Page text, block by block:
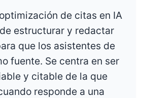
de citas en IA
estructurar y redactar
que los asistentes de
fuente. Se centra en ser
y citable de la que
responde a una